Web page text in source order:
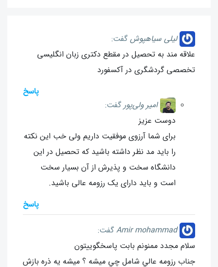
لیلی سیاهپوش گفت:
علاقه مند به تحصیل در مقطع دکتری زبان انگلیسی
تخصصی گردشگری در آکسفورد
پاسخ
امیر ولی‌پور گفت:
دوست عزیز
برای شما آرزوی موفقیت داریم ولی خب این نکته
را باید مد نظر داشته باشید که تحصیل در این
دانشگاه سخت و پذیرش از آن بسیار سخت
است و باید دارای یک رزومه عالی باشید.
پاسخ
Amir mohammad گفت:
سلام مجدد ممنونم بابت پاسخگوييتون
جناب رزومه عالي شامل چي ميشه ؟ ميشه يه ذره بازش